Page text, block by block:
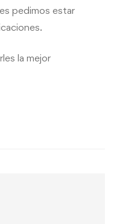
pedimos estar
la mejor